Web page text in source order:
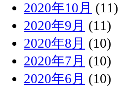
2020年10月 (11)
2020年9月 (11)
2020年8月 (10)
2020年7月 (10)
2020年6月 (10)